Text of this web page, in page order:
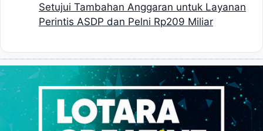
Setujui Tambahan Anggaran untuk Layanan
Perintis ASDP dan Pelni Rp209 Miliar